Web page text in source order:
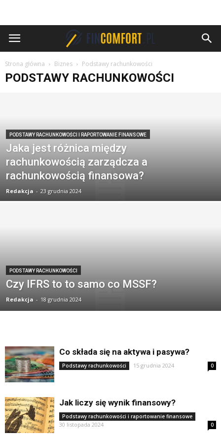
FinComfort.pl
Strona główna Biznes Podstawy rachunkowości
PODSTAWY RACHUNKOWOŚCI
PODSTAWY RACHUNKOWOŚCI I RAPORTOWANIE FINANSOWE
Jaka jest różnica między
rachunkowością zarządcza a
rachunkowością finansowa?
Redakcja - 23 grudnia 2024
PODSTAWY RACHUNKOWOŚCI
Czy IFRS to to samo co MSSF?
Redakcja - 18 grudnia 2024
Co składa się na aktywa i pasywa?
Podstawy rachunkowości 15 grudnia 2024 0
Jak liczy się wynik finansowy?
Podstawy rachunkowości i raportowanie finansowe
30 listopada 2024 0